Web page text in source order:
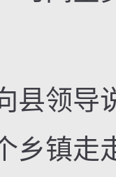
领导
乡镇走